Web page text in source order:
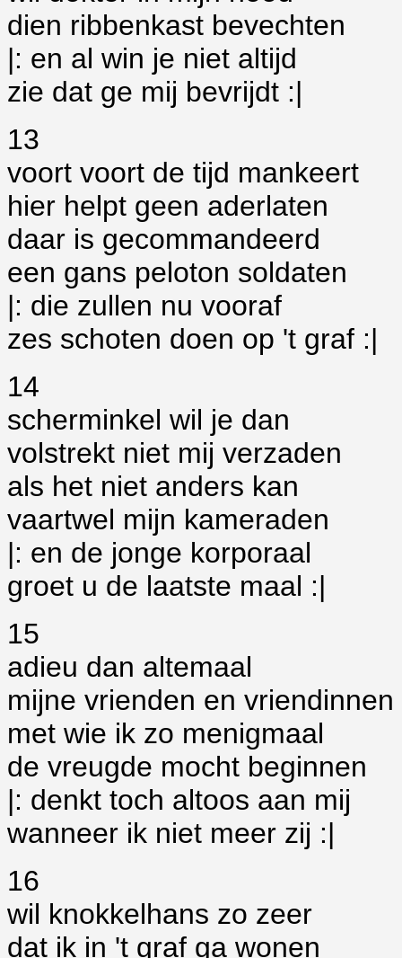
dien ribbenkast bevechten
|: en al win je niet altijd
zie dat ge mij bevrijdt :|
13
voort voort de tijd mankeert
hier helpt geen aderlaten
daar is gecommandeerd
een gans peloton soldaten
|: die zullen nu vooraf
zes schoten doen op 't graf :|
14
scherminkel wil je dan
volstrekt niet mij verzaden
als het niet anders kan
vaartwel mijn kameraden
|: en de jonge korporaal
groet u de laatste maal :|
15
adieu dan altemaal
mijne vrienden en vriendinnen
met wie ik zo menigmaal
de vreugde mocht beginnen
|: denkt toch altoos aan mij
wanneer ik niet meer zij :|
16
wil knokkelhans zo zeer
dat ik in 't graf ga wonen